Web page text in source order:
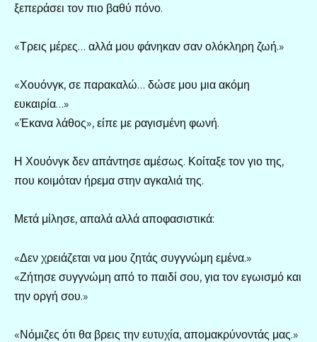
ξεπεράσει τον πιο βαθύ πόνο.
«Τρεις μέρες… αλλά μου φάνηκαν σαν ολόκληρη ζωή.»
«Χουόνγκ, σε παρακαλώ… δώσε μου μια ακόμη
ευκαιρία…»
«Έκανα λάθος», είπε με ραγισμένη φωνή.
Η Χουόνγκ δεν απάντησε αμέσως. Κοίταξε τον γιο της,
που κοιμόταν ήρεμα στην αγκαλιά της.
Μετά μίλησε, απαλά αλλά αποφασιστικά:
«Δεν χρειάζεται να μου ζητάς συγγνώμη εμένα.»
«Ζήτησε συγγνώμη από το παιδί σου, για τον εγωισμό και
την οργή σου.»
«Νόμιζες ότι θα βρεις την ευτυχία, απομακρύνοντάς μας.»